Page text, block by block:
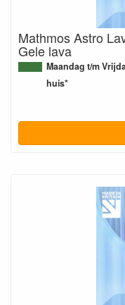
Mathmos Astro
Gele lava
Maandag t/m
huis*